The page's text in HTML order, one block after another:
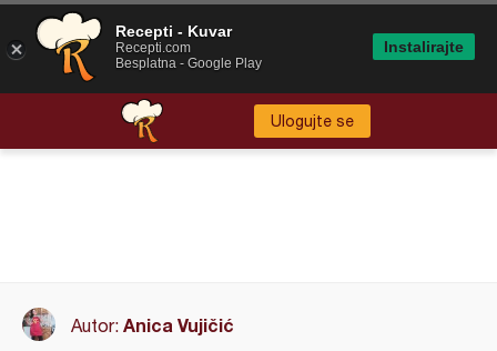
Ulogujte se
Autor: Anica Vujičić
Recepti - Kuvar
Recepti.com
Besplatna - Google Play
Instalirajte